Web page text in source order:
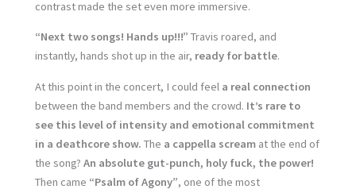
contrast made the set even more immersive.
“Next two songs! Hands up!!!” Travis roared, and
instantly, hands shot up in the air, ready for battle.
At this point in the concert, I could feel a real connection
between the band members and the crowd. It’s rare to
see this level of intensity and emotional commitment
in a deathcore show. The a cappella scream at the end of
the song?An absolute gut-punch, holy fuck, the power!
Then came “Psalm of Agony”, one of the most